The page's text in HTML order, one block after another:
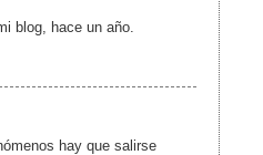
blog, hace un año.
hay que salirse